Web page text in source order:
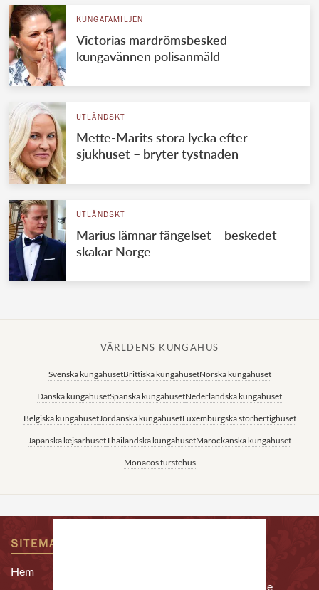
KUNGAFAMILJEN
Victorias mardrömsbesked –
kungavännen polisanmäld
UTLÄNDSKT
Mette-Marits stora lycka efter
sjukhuset – bryter tystnaden
UTLÄNDSKT
Marius lämnar fängelset – beskedet
skakar Norge
VÄRLDENS KUNGAHUS
Svenska kungahusetBrittiska kungahusetNorska kungahuset
Danska kungahusetSpanska kungahusetNederländska kungahuset
Belgiska kungahusetJordanska kungahusetLuxemburgska storhertighuset
Japanska kejsarhusetThailändska kungahusetMarockanska kungahuset
Monacos furstehus
SITEMAP
Hem
redaktion@alltomkungligt.se